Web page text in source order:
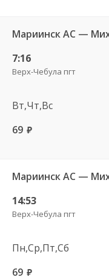
Мариинск АС —
7:16
Верх-Чебула пгт
Вт,Чт,Вс
69 руб.
Мариинск АС —
14:53
Верх-Чебула пгт
Пн,Ср,Пт,Сб
69 руб.